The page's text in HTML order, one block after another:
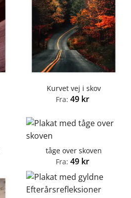
Kurvet vej i skov
Fra: 49 kr
tåge over skoven
Fra: 49 kr